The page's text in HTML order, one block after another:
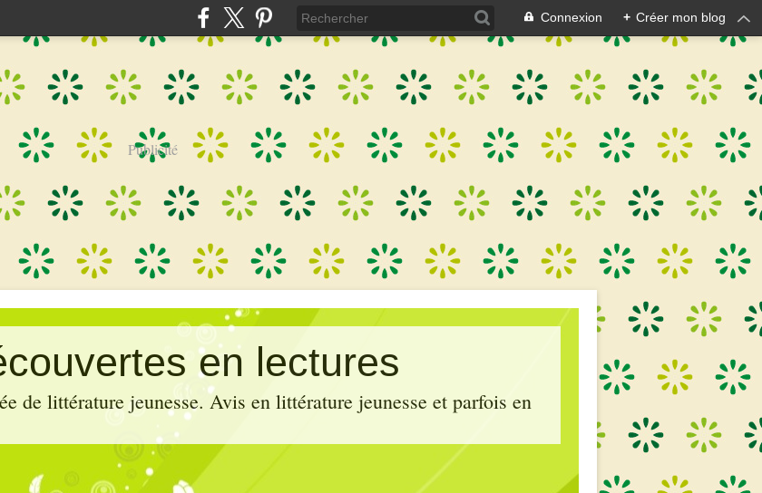
Connexion + Créer mon blog
Publicité
en lectures
de littérature jeunesse. Avis en littérature jeunesse et parfois en